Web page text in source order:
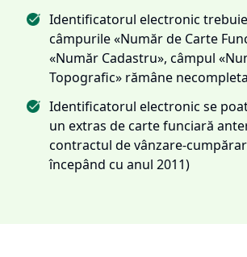
Identificatorul electronic
câmpurile «Număr de Carte
«Număr Cadastru», câmpul
Topografic» rămâne
Identificatorul electronic se
un extras de carte funciară
contractul de vânzare-
începând cu anul 2011)